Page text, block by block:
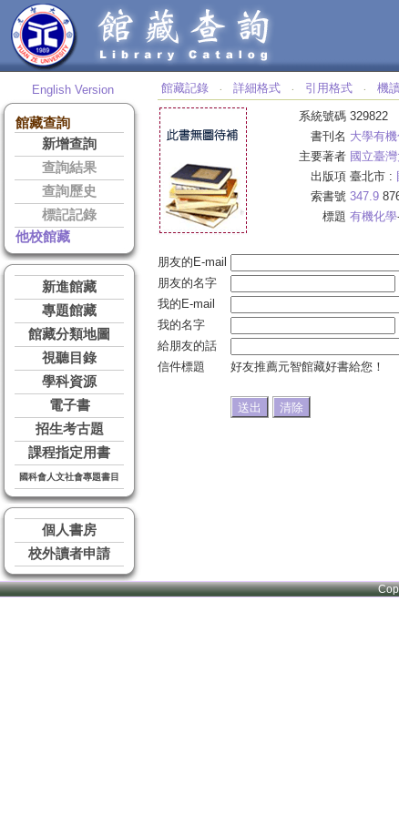
English Version
館藏查詢
新增查詢
查詢結果
查詢歷史
標記記錄
他校館藏
新進館藏
專題館藏
館藏分類地圖
視聽目錄
學科資源
電子書
招生考古題
課程指定用書
國科會人文社會專題書目
個人書房
校外讀者申請
館藏記錄 ‧ 詳細格式 ‧ 引用格式 ‧ 機
系統號碼 329822
書刊名 大學有
主要著者 國立臺
出版項 臺北市 :
索書號 347.9
標題 有機化學
朋友的E-mail
朋友的名字
我的E-mail
我的名字
給朋友的話
信件標題
好友推薦元智館藏好書給您！